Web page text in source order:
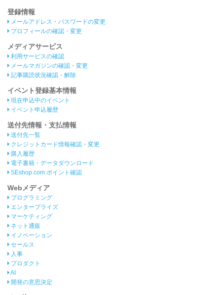
登録情報
メールアドレス・パスワードの変更
プロフィールの確認・変更
メディアサービス
利用サービスの確認
メールマガジンの確認・変更
記事購読状況確認・解除
イベント登録基本情報
現在申込中のイベント
イベント申込履歴
送付先情報・支払情報
送付先一覧
クレジットカード情報確認・変更
購入履歴
電子書籍・データダウンロード
SEshop.com ポイント確認
Webメディア
プログラミング
エンタープライズ
マーケティング
ネット通販
イノベーション
セールス
人事
プロダクト
AI
開発の意思決定